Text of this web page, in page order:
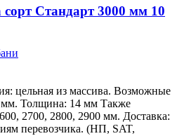
Стандарт 3000 мм 10
цельная из массива. Возможные
Толщина: 14 мм Также
2700, 2800, 2900 мм. Доставка:
перевозчика. (НП, SAT,